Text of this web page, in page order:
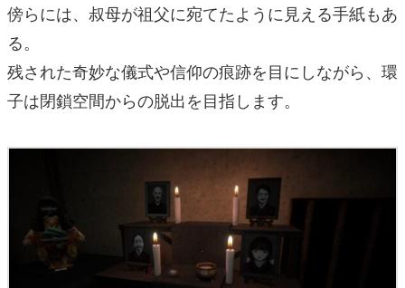
傍らには、叔母が祖父に宛てたように見える手紙もあ
る。
残された奇妙な儀式や信仰の痕跡を目にしながら、環
子は閉鎖空間からの脱出を目指します。